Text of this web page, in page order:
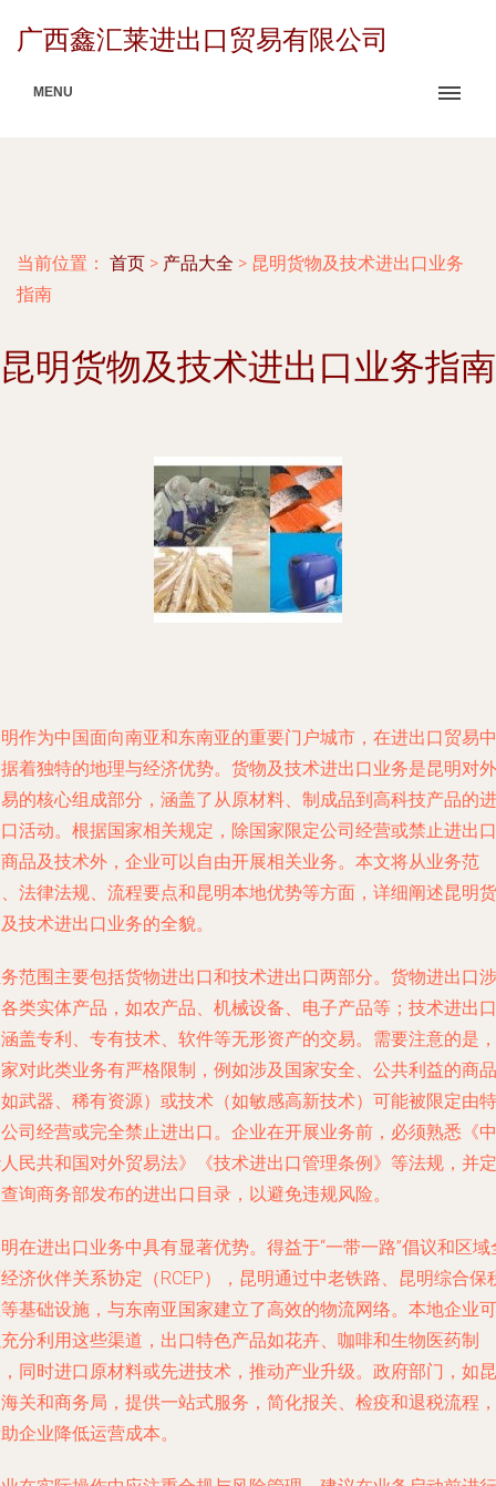
广西鑫汇莱进出口贸易有限公司
MENU
当前位置： 首页 > 产品大全 > 昆明货物及技术进出口业务
指南
昆明货物及技术进出口业务指南
作为中国面向南亚和东南亚的重要门户城市，在进出口贸易中
着独特的地理与经济优势。货物及技术进出口业务是昆明对外
的核心组成部分，涵盖了从原材料、制成品到高科技产品的进
活动。根据国家相关规定，除国家限定公司经营或禁止进出口
品及技术外，企业可以自由开展相关业务。本文将从业务范
法律法规、流程要点和昆明本地优势等方面，详细阐述昆明货
技术进出口业务的全貌。
范围主要包括货物进出口和技术进出口两部分。货物进出口涉
类实体产品，如农产品、机械设备、电子产品等；技术进出口
盖专利、专有技术、软件等无形资产的交易。需要注意的是，
对此类业务有严格限制，例如涉及国家安全、公共利益的商品
武器、稀有资源）或技术（如敏感高新技术）可能被限定由特
司经营或完全禁止进出口。企业在开展业务前，必须熟悉《中
民共和国对外贸易法》《技术进出口管理条例》等法规，并定
询商务部发布的进出口目录，以避免违规风险。
在进出口业务中具有显著优势。得益于“一带一路”倡议和区域
济伙伴关系协定（RCEP），昆明通过中老铁路、昆明综合保
基础设施，与东南亚国家建立了高效的物流网络。本地企业可
分利用这些渠道，出口特色产品如花卉、咖啡和生物医药制
同时进口原材料或先进技术，推动产业升级。政府部门，如昆
关和商务局，提供一站式服务，简化报关、检疫和退税流程，
企业降低运营成本。